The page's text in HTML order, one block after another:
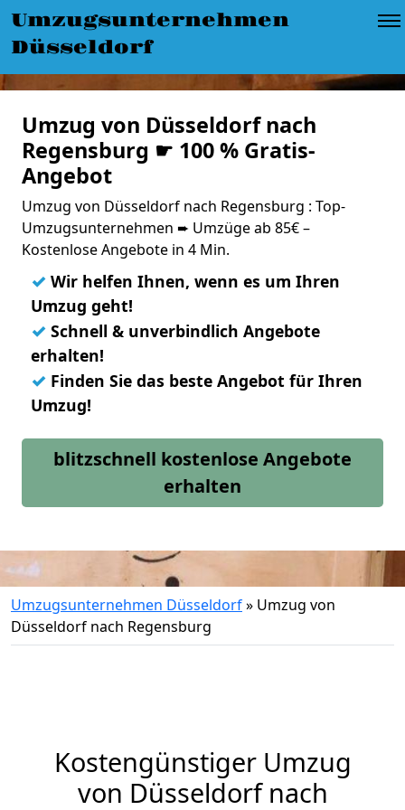
Umzugsunternehmen
Düsseldorf
Umzug von Düsseldorf nach
Regensburg ☛ 100 % Gratis-
Angebot
Umzug von Düsseldorf nach Regensburg : Top-
Umzugsunternehmen ➨ Umzüge ab 85€ –
Kostenlose Angebote in 4 Min.
✓ Wir helfen Ihnen, wenn es um Ihren
Umzug geht!
✓ Schnell & unverbindlich Angebote
erhalten!
✓ Finden Sie das beste Angebot für Ihren
Umzug!
blitzschnell kostenlose Angebote
erhalten
Umzugsunternehmen Düsseldorf» Umzug von
Düsseldorf nach Regensburg
Kostengünstiger Umzug
von Düsseldorf nach